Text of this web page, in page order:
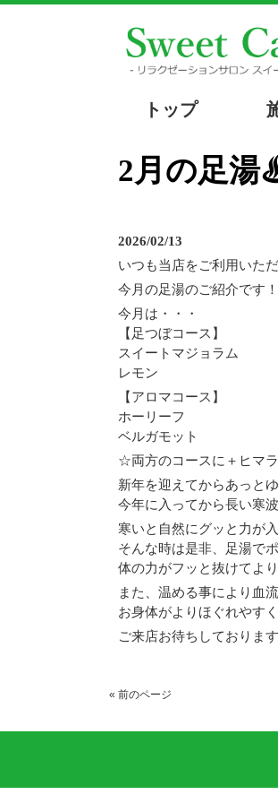
トップ
2月の足湯♨ヒマラヤレッド岩塩&２種類の天然アロマエッセンシャ
2026/02/13
いつも当店をご利用いた
今月の足湯のご紹介です！
今月は・・・
【足つぼコース】
スイートマジョラム
レモン
【アロマコース】
ホーリーフ
ベルガモット
☆両方のコースに＋ヒマ
新年を迎えてからあっと
今年に入ってから長い寒
寒いと自然にグッと力が
そんな時は是非、足湯で
体の力がフッと抜けてよ
また、温める事により血
お身体がよりほぐれやす
ご来店お待ちしております
« 前のページ